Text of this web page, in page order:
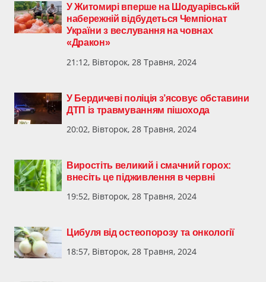
У Житомирі вперше на Шодуарівській
набережній відбудеться Чемпіонат
України з веслування на човнах
«Дракон»
21:12, Вівторок, 28 Травня, 2024
У Бердичеві поліція з’ясовує обставини
ДТП із травмуванням пішохода
20:02, Вівторок, 28 Травня, 2024
Виростіть великий і смачний горох:
внесіть це підживлення в червні
19:52, Вівторок, 28 Травня, 2024
Цибуля від остеопорозу та онкології
18:57, Вівторок, 28 Травня, 2024